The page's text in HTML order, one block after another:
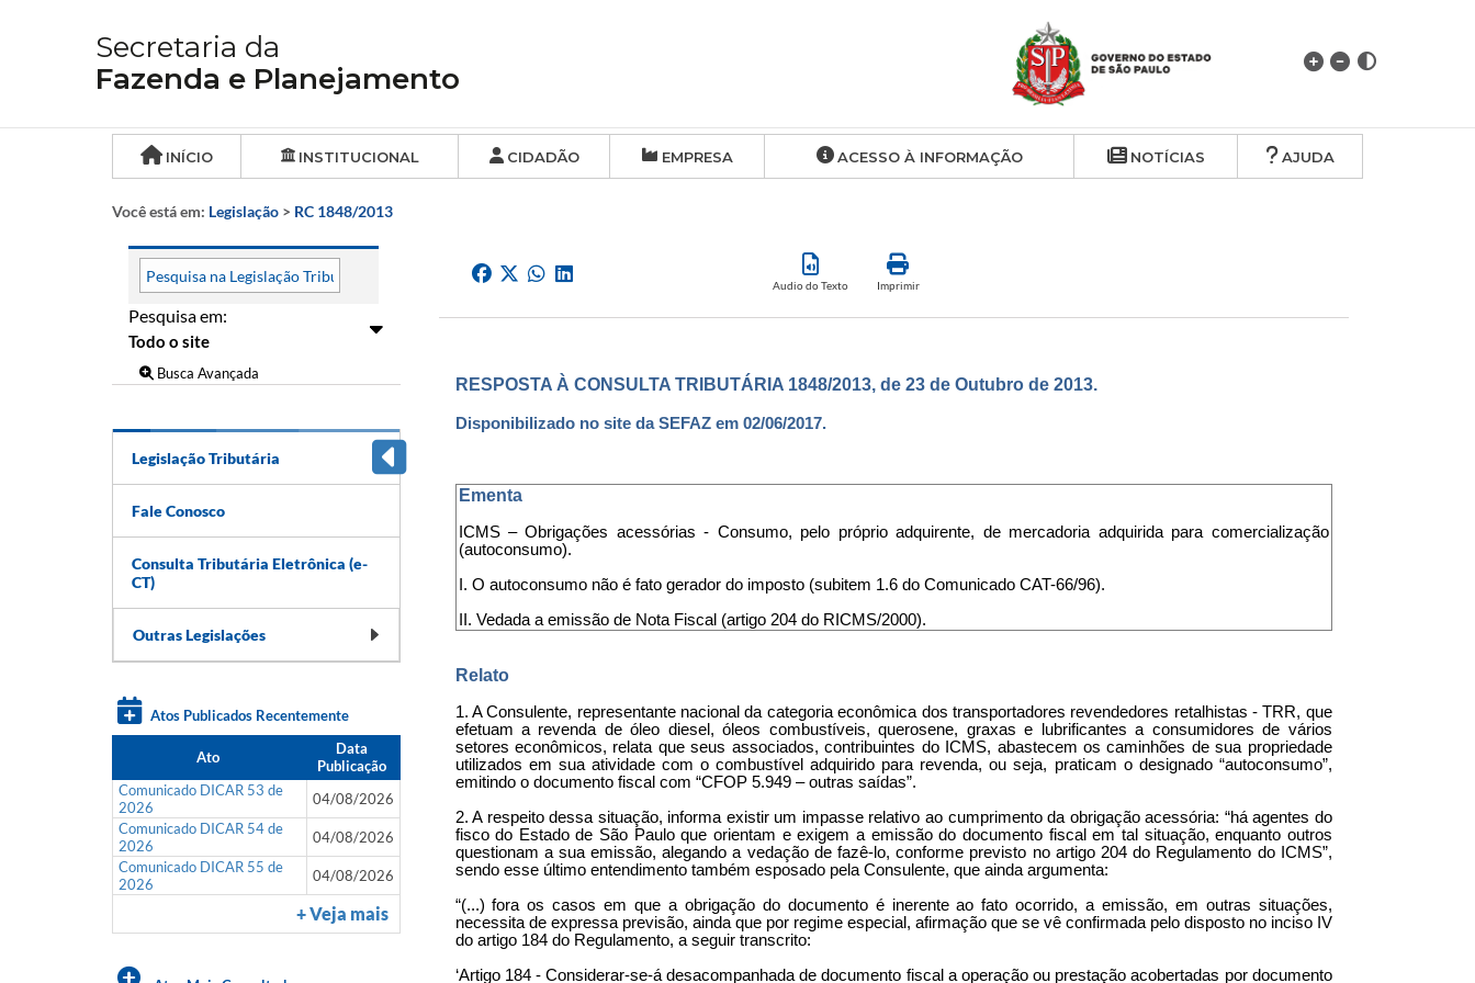
Secretaria da
Fazenda e Planejamento
INÍCIO INSTITUCIONAL CIDADÃO EMPRESA ACESSO À INFORMAÇÃO NOTÍCIAS AJUDA
Você está em: Legislação > RC 1848/2013
Pesquisa em:
Busca Avançada
Legislação Tributária
Fale Conosco
Consulta Tributária Eletrônica (e-
CT)
Outras Legislações
Atos Publicados Recentemente
Ato
Data
Publicação
Comunicado DICAR 53 de
2026
04/08/2026
Comunicado DICAR 54 de
2026
04/08/2026
Comunicado DICAR 55 de
2026
04/08/2026
+ Veja mais
Audio do Texto Imprimir
RESPOSTA À CONSULTA TRIBUTÁRIA 1848/2013, de 23 de Outubro de 2013.
Disponibilizado no site da SEFAZ em 02/06/2017.
Ementa
ICMS – Obrigações acessórias - Consumo, pelo próprio adquirente, de mercadoria adquirida para comercialização
(autoconsumo).
I. O autoconsumo não é fato gerador do imposto (subitem 1.6 do Comunicado CAT-66/96).
II. Vedada a emissão de Nota Fiscal (artigo 204 do RICMS/2000).
Relato
1. A Consulente, representante nacional da categoria econômica dos transportadores revendedores retalhistas - TRR, que
efetuam a revenda de óleo diesel, óleos combustíveis, querosene, graxas e lubrificantes a consumidores de vários
setores econômicos, relata que seus associados, contribuintes do ICMS, abastecem os caminhões de sua propriedade
utilizados em sua atividade com o combustível adquirido para revenda, ou seja, praticam o designado “autoconsumo”,
emitindo o documento fiscal com “CFOP 5.949 – outras saídas”.
2. A respeito dessa situação, informa existir um impasse relativo ao cumprimento da obrigação acessória: “há agentes do
fisco do Estado de São Paulo que orientam e exigem a emissão do documento fiscal em tal situação, enquanto outros
questionam a sua emissão, alegando a vedação de fazê-lo, conforme previsto no artigo 204 do Regulamento do ICMS”,
sendo esse último entendimento também esposado pela Consulente, que ainda argumenta:
“(...) fora os casos em que a obrigação do documento é inerente ao fato ocorrido, a emissão, em outras situações,
necessita de expressa previsão, ainda que por regime especial, afirmação que se vê confirmada pelo disposto no inciso IV
do artigo 184 do Regulamento, a seguir transcrito:
‘Artigo 184 - Considerar-se-á desacompanhada de documento fiscal a operação ou prestação acobertadas por documento